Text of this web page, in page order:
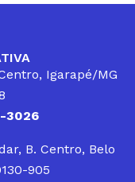
Igarapé/MG
3026
B. Centro, Belo
905